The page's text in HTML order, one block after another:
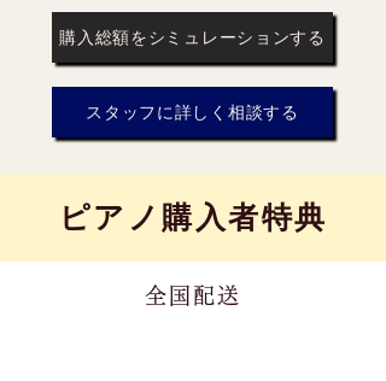
購入総額をシミュレーションする
スタッフに詳しく相談する
​ピアノ購入者特典
全国配送